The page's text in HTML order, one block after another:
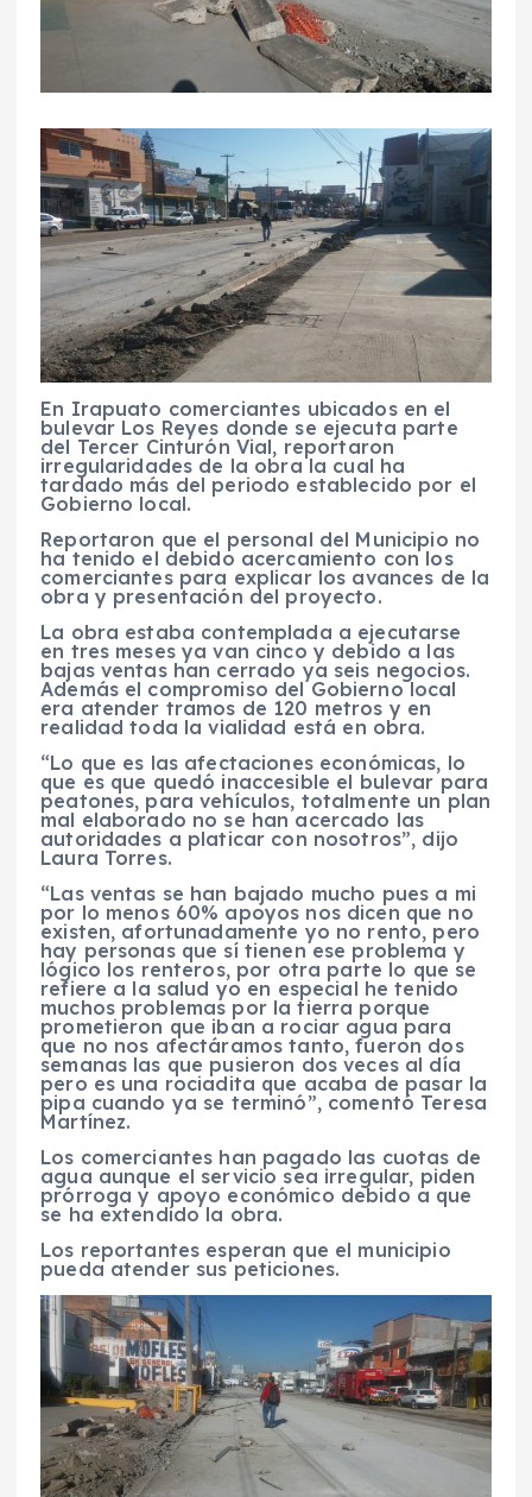
En Irapuato comerciantes ubicados en el
bulevar Los Reyes donde se ejecuta parte
del Tercer Cinturón Vial, reportaron
irregularidades de la obra la cual ha
tardado más del periodo establecido por el
Gobierno local.
Reportaron que el personal del Municipio no
ha tenido el debido acercamiento con los
comerciantes para explicar los avances de la
obra y presentación del proyecto.
La obra estaba contemplada a ejecutarse
en tres meses ya van cinco y debido a las
bajas ventas han cerrado ya seis negocios.
Además el compromiso del Gobierno local
era atender tramos de 120 metros y en
realidad toda la vialidad está en obra.
“Lo que es las afectaciones económicas, lo
que es que quedó inaccesible el bulevar para
peatones, para vehículos, totalmente un plan
mal elaborado no se han acercado las
autoridades a platicar con nosotros”, dijo
Laura Torres.
“Las ventas se han bajado mucho pues a mi
por lo menos 60% apoyos nos dicen que no
existen, afortunadamente yo no rento, pero
hay personas que sí tienen ese problema y
lógico los renteros, por otra parte lo que se
refiere a la salud yo en especial he tenido
muchos problemas por la tierra porque
prometieron que iban a rociar agua para
que no nos afectáramos tanto, fueron dos
semanas las que pusieron dos veces al día
pero es una rociadita que acaba de pasar la
pipa cuando ya se terminó”, comentó Teresa
Martínez.
Los comerciantes han pagado las cuotas de
agua aunque el servicio sea irregular, piden
prórroga y apoyo económico debido a que
se ha extendido la obra.
Los reportantes esperan que el municipio
pueda atender sus peticiones.